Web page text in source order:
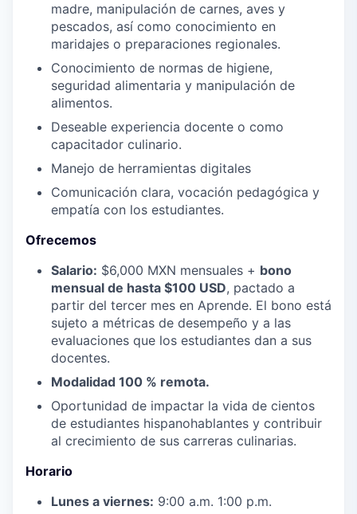
madre, manipulación de carnes, aves y
pescados, así como conocimiento en
maridajes o preparaciones regionales.
Conocimiento de normas de higiene,
seguridad alimentaria y manipulación de
alimentos.
Deseable experiencia docente o como
capacitador culinario.
Manejo de herramientas digitales
Comunicación clara, vocación pedagógica y
empatía con los estudiantes.
Ofrecemos
Salario: $6,000 MXN mensuales + bono
mensual de hasta $100 USD, pactado a
partir del tercer mes en Aprende. El bono está
sujeto a métricas de desempeño y a las
evaluaciones que los estudiantes dan a sus
docentes.
Modalidad 100 % remota.
Oportunidad de impactar la vida de cientos
de estudiantes hispanohablantes y contribuir
al crecimiento de sus carreras culinarias.
Horario
Lunes a viernes: 9:00 a.m. 1:00 p.m.